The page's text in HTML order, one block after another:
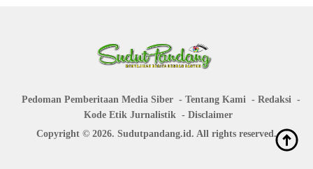
Pedoman Pemberitaan Media Siber Tentang Kami
Redaksi
Kode Etik Jurnalistik
Disclaimer
Copyright © 2026. Sudutpandang.id. All rights reserved.